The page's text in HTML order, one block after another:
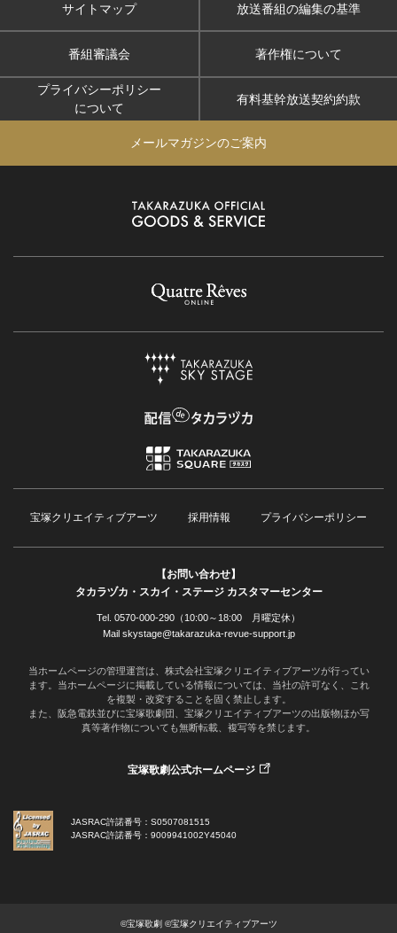
サイトマップ 放送番組の編集の基準
番組審議会 著作権について
プライバシーポリシー
について
有料基幹放送契約約款
メールマガジンのご案内
宝塚クリエイティブアーツ 採用情報 プライバシーポリシー
【お問い合わせ】
タカラヅカ・スカイ・ステージ カスタマーセンター
Tel. 0570-000-290（10:00～18:00 月曜定休）
Mail skystage@takarazuka-revue-support.jp
当ホームページの管理運営は、株式会社宝塚クリエイティブアーツが行ってい
ます。当ホームページに掲載している情報については、当社の許可なく、これ
を複製・改変することを固く禁止します。
また、阪急電鉄並びに宝塚歌劇団、宝塚クリエイティブアーツの出版物ほか写
真等著作物についても無断転載、複写等を禁じます。
宝塚歌劇公式ホームページ
JASRAC許諾番号：S0507081515
JASRAC許諾番号：9009941002Y45040
©宝塚歌劇 ©宝塚クリエイティブアーツ